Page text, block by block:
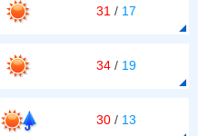
31 / 17
34 / 19
30 / 13